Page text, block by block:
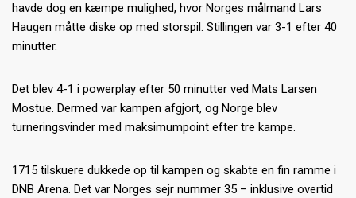
havde dog en kæmpe mulighed, hvor Norges målmand Lars
Haugen måtte diske op med storspil. Stillingen var 3-1 efter 40
minutter.
Det blev 4-1 i powerplay efter 50 minutter ved Mats Larsen
Mostue. Dermed var kampen afgjort, og Norge blev
turneringsvinder med maksimumpoint efter tre kampe.
1715 tilskuere dukkede op til kampen og skabte en fin ramme i
DNB Arena. Det var Norges sejr nummer 35 – inklusive overtid